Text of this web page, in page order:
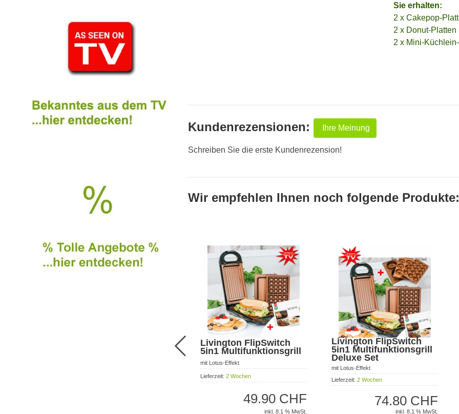
Sie erhalten:
2 x Cakepop-
2 x Donut-Platten
2 x Mini-
Kundenrezensionen: Ihre Meinung
Schreiben Sie die erste Kundenrezension!
Wir empfehlen Ihnen noch folgende Produkte:
Livington FlipSwitch
5in1 Multifunktionsgrill
mit Lotus-Effekt
Lieferzeit: 2 Wochen
49.90 CHF
inkl. 8.1 % MwSt.
Livington FlipSwitch
5in1 Multifunktionsgrill
Deluxe Set
mit Lotus-Effekt
Lieferzeit: 2 Wochen
74.80 CHF
inkl. 8.1 % MwSt.